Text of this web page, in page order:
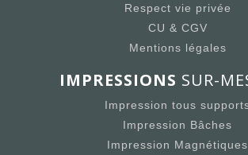
Respect vie privée
CU & CGV
Mentions légales
IMPRESSIONS SUR-
Impression tous
Impression Bâches
Impression Magnétiques